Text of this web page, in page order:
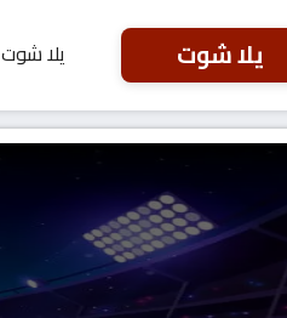
يلا شوت يلا شوت